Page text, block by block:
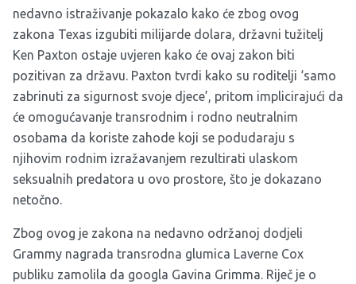
nedavno istraživanje pokazalo kako će zbog ovog
zakona Texas izgubiti milijarde dolara, državni tužitelj
Ken Paxton ostaje uvjeren kako će ovaj zakon biti
pozitivan za državu. Paxton tvrdi kako su roditelji ‘samo
zabrinuti za sigurnost svoje djece’, pritom implicirajući da
će omogućavanje transrodnim i rodno neutralnim
osobama da koriste zahode koji se podudaraju s
njihovim rodnim izražavanjem rezultirati ulaskom
seksualnih predatora u ovo prostore, što je dokazano
netočno.
Zbog ovog je zakona na nedavno održanoj dodjeli
Grammy nagrada transrodna glumica Laverne Cox
publiku zamolila da googla Gavina Grimma. Riječ je o